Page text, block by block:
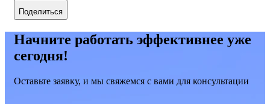
Поделиться
Начните работать эффективнее уже
сегодня!
Оставьте заявку, и мы свяжемся с вами для консультации